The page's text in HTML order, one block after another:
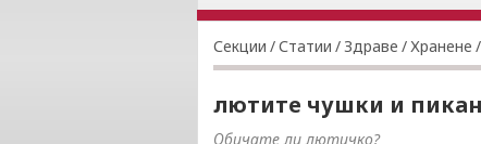
Секции /Статии / Здраве /Хранене /
лютите чушки и
Обичате ли лютичко?